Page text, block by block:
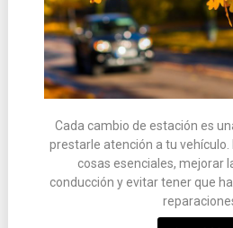
Cada cambio de estación es
prestarle atención a tu vehículo.
cosas esenciales, mejorar
conducción y evitar tener que